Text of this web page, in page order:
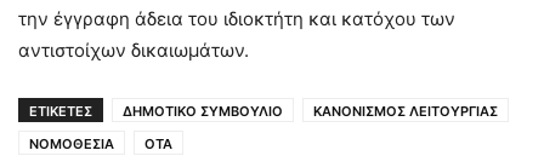
την έγγραφη άδεια του ιδιοκτήτη και κατόχου των
αντιστοίχων δικαιωμάτων.
ΕΤΙΚΕΤΕΣ ΔΗΜΟΤΙΚΟ ΣΥΜΒΟΥΛΙΟ
ΚΑΝΟΝΙΣΜΟΣ ΛΕΙΤΟΥΡΓΙΑΣ
ΝΟΜΟΘΕΣΙΑ
ΟΤΑ